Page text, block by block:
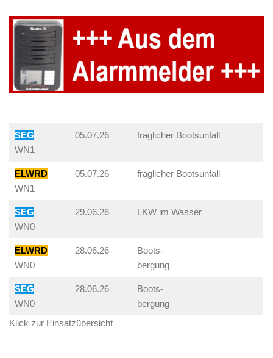
SEG
WN1
05.07.26 fraglicher Bootsunfall
ELWRD
WN1
05.07.26 fraglicher Bootsunfall
SEG
WN0
29.06.26 LKW im Wasser
ELWRD
WN0
28.06.26
Boots-
bergung
SEG
WN0
28.06.26
Boots-
bergung
Klick zur Einsatzübersicht